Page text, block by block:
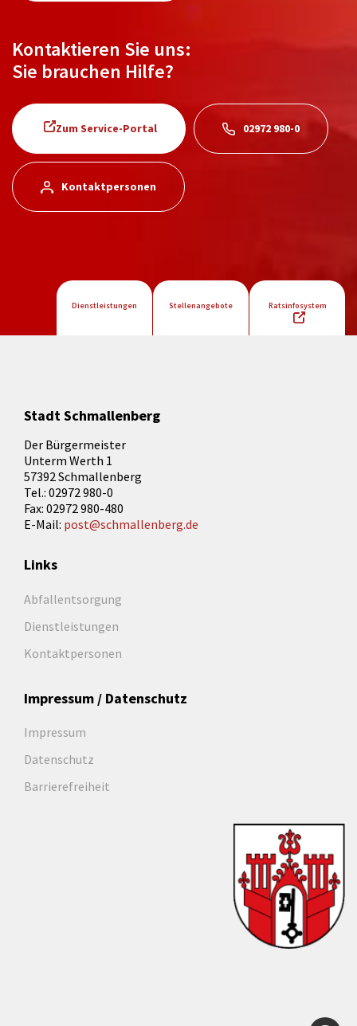
Kontaktieren Sie uns:
Sie brauchen Hilfe?
Zum Service-Portal 02972 980-0
Kontaktpersonen
Dienstleistungen Stellenangebote Ratsinfosystem
Stadt Schmallenberg
Der Bürgermeister
Unterm Werth 1
57392 Schmallenberg
Tel.: 02972 980-0
Fax: 02972 980-480
E-Mail: post@schmallenberg.de
Links
Abfallentsorgung
Dienstleistungen
Kontaktpersonen
Impressum / Datenschutz
Impressum
Datenschutz
Barrierefreiheit